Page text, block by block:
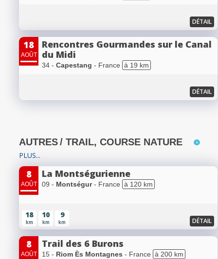
DÉTAIL
18
AOÛT
Rencontres Gourmandes sur le Canal
du Midi
34 - Capestang - France à 19 km
DÉTAIL
AUTRES/ TRAIL, COURSE NATURE
PLUS...
8
AOÛT
La Montségurienne
09 - Montségur- France à 120 km
18
km
10
km
9
km DÉTAIL
8
AOÛT
Trail des 6 Burons
15 - Riom Ès Montagnes - France à 200 km